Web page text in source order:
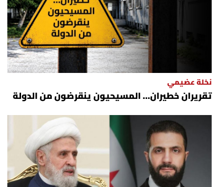
نخلة عضيمي
تقريران خطيران… المسيحيون ينقرضون من الدولة